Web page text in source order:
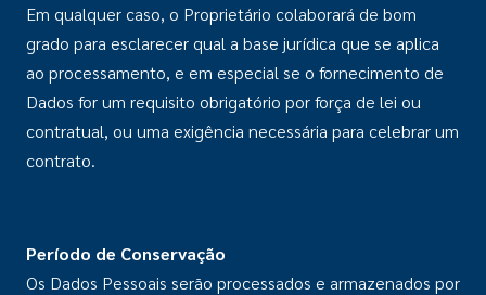
Em qualquer caso, o Proprietário colaborará de bom
grado para esclarecer qual a base jurídica que se aplica
ao processamento, e em especial se o fornecimento de
Dados for um requisito obrigatório por força de lei ou
contratual, ou uma exigência necessária para celebrar um
contrato.
Período de Conservação
Os Dados Pessoais serão processados e armazenados por